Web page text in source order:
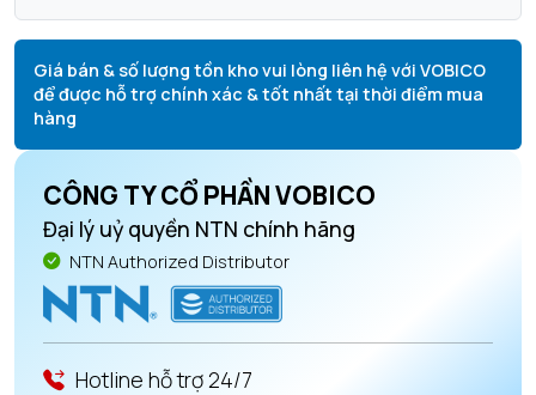
Giá bán & số lượng tồn kho vui lòng liên hệ với VOBICO
để được hỗ trợ chính xác & tốt nhất tại thời điểm mua
hàng
CÔNG TY CỔ PHẦN VOBICO
Đại lý uỷ quyền NTN chính hãng
NTN Authorized Distributor
Hotline hỗ trợ 24/7